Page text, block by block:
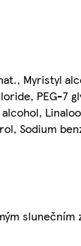
Myristyl
PEG-7
Sodium
slunečním